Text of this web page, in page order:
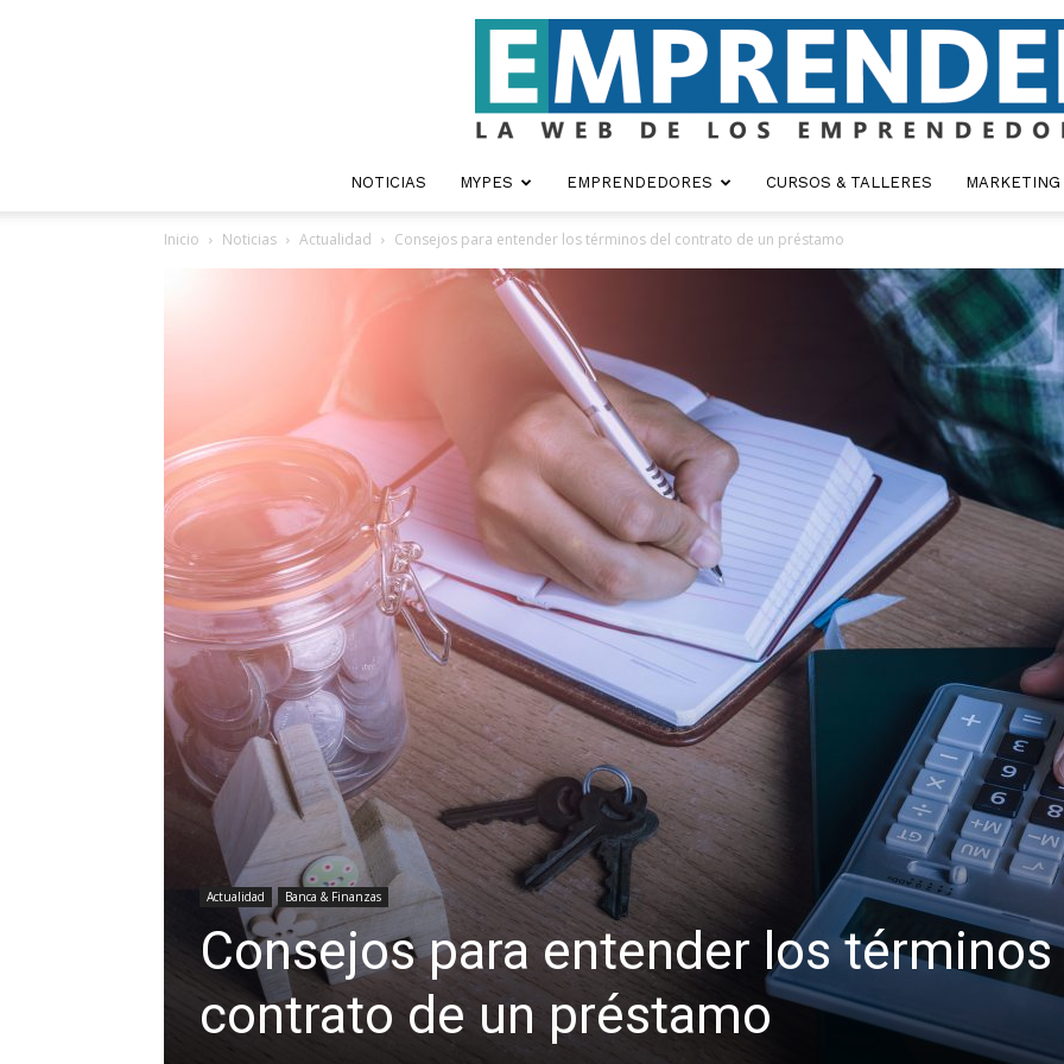
NOTICIAS MYPES EMPRENDEDORES CURSOS & TALLERES MARKETING
Inicio Noticias Actualidad Consejos para entender los términos del contrato de un préstamo
Actualidad Banca & Finanzas
Consejos para entender los
contrato de un préstamo